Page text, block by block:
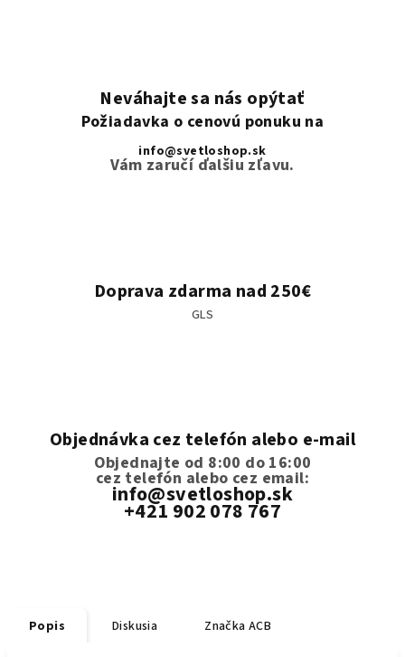
Neváhajte sa nás opýtať
Požiadavka o cenovú ponuku na
info@svetloshop.sk
Vám zaručí ďalšiu zľavu.
Doprava zdarma nad 250€
GLS
Objednávka cez telefón alebo e-mail
Objednajte od 8:00 do 16:00
cez telefón alebo cez email:
info@svetloshop.sk
+421 902 078 767
Popis Diskusia Značka ACB